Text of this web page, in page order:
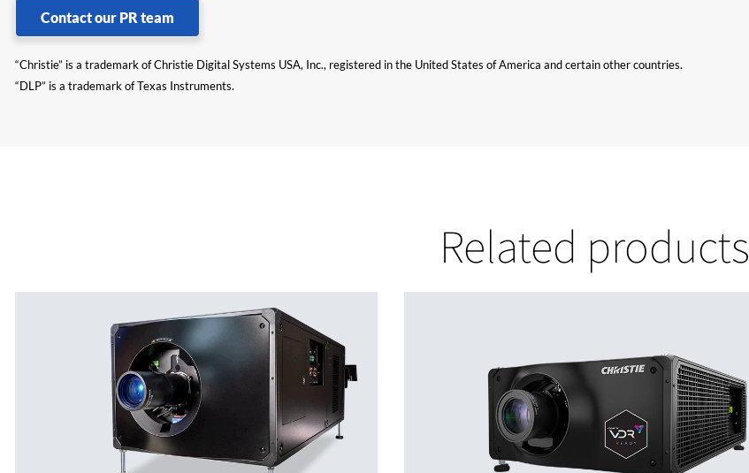
Contact our PR team
“Christie” is a trademark of Christie Digital Systems USA, Inc., registered in the United States of America and certain other countries.
“DLP” is a trademark of Texas Instruments.
Related products